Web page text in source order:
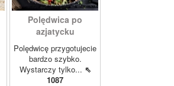
Polędwica po
azjatycku
Polędwicę przygotujecie
bardzo szybko.
Wystarczy tylko... ⇖
1087